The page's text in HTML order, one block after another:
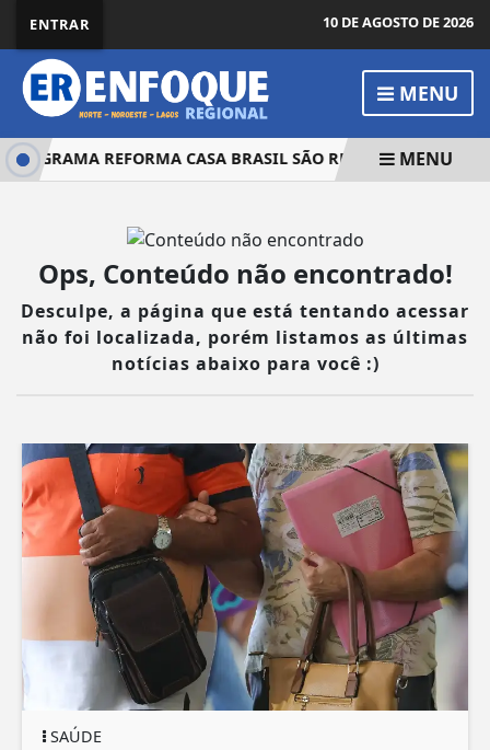
ENTRAR 10 DE AGOSTO DE 2026
MENU
REFORMA CASA BRASIL SÃO REDUZIDOSMENU
Ops, Conteúdo não encontrado!
Desculpe, a página que está tentando acessar
não foi localizada, porém listamos as últimas
notícias abaixo para você :)
SAÚDE